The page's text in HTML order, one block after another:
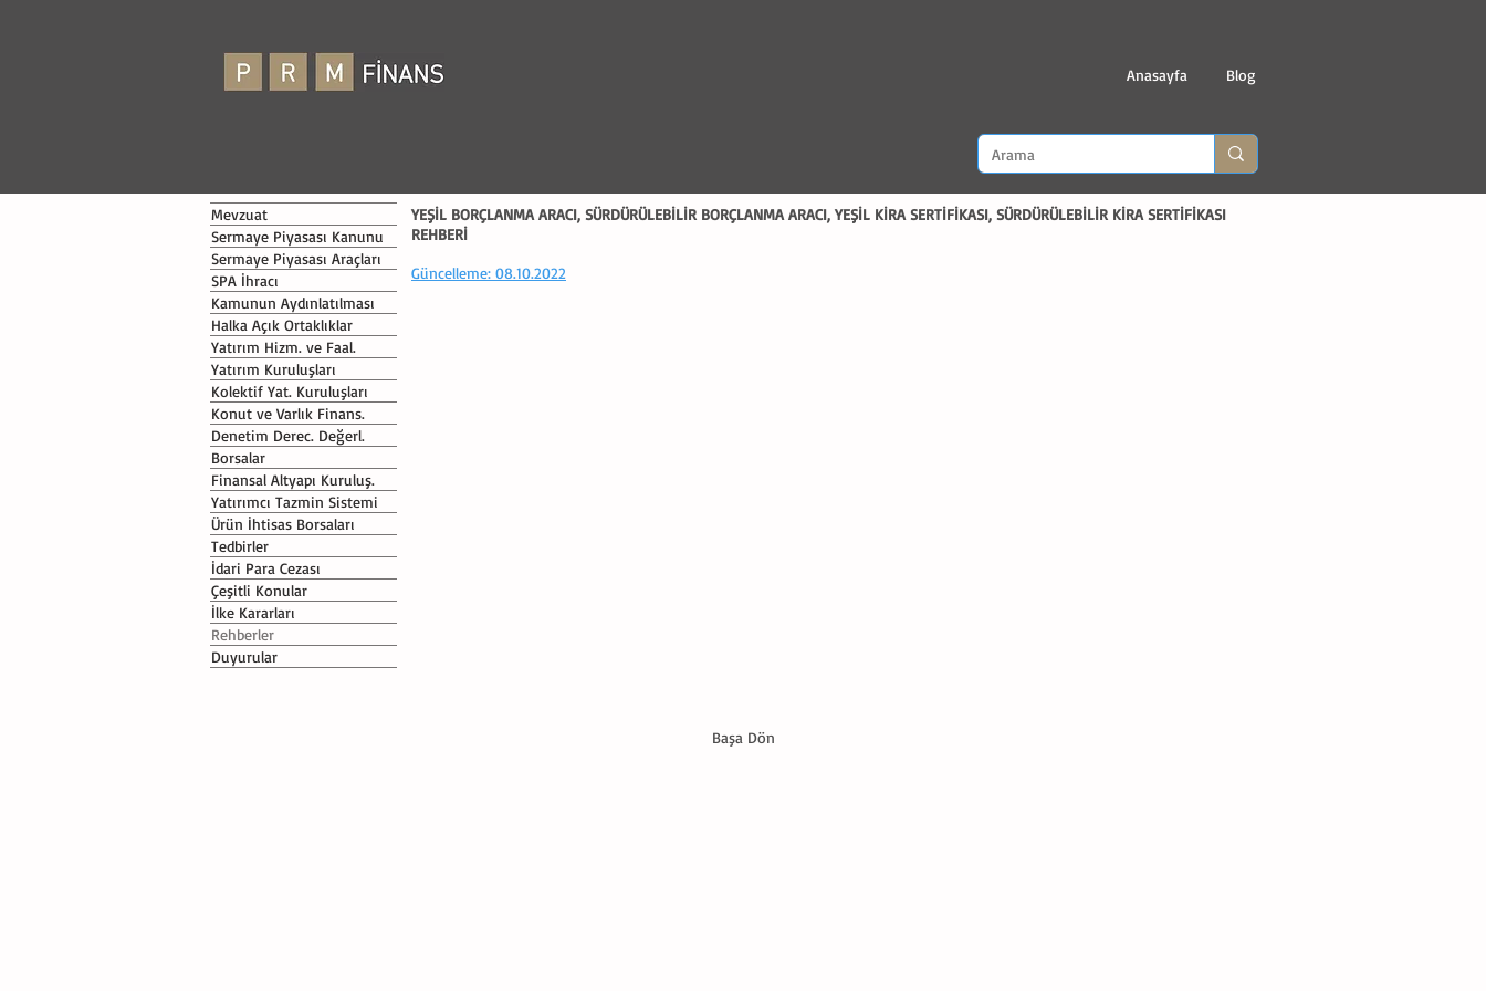
Anasayfa Blog
YEŞİL BORÇLANMA ARACI, SÜRDÜRÜLEBİLİR BORÇLANMA ARACI, YEŞİL KİRA SERTİFİKASI, SÜRDÜRÜLEBİLİR KİRA SERTİFİKASI
REHBERİ
Güncelleme: 08.10.2022
Mevzuat
Sermaye Piyasası Kanunu
Sermaye Piyasası Araçları
SPA İhracı
Kamunun Aydınlatılması
Halka Açık Ortaklıklar
Yatırım Hizm. ve Faal.
Yatırım Kuruluşları
Kolektif Yat. Kuruluşları
Konut ve Varlık Finans.
Denetim Derec. Değerl.
Borsalar
Finansal Altyapı Kuruluş.
Yatırımcı Tazmin Sistemi
Ürün İhtisas Borsaları
Tedbirler
İdari Para Cezası
Çeşitli Konular
İlke Kararları
Rehberler
Duyurular
Başa Dön